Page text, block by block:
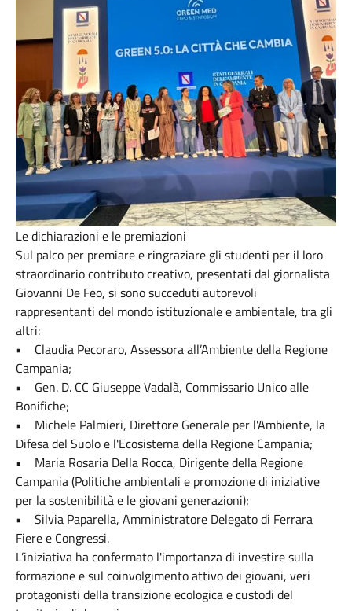
Le dichiarazioni e le premiazioni
Sul palco per premiare e ringraziare gli studenti per il loro
straordinario contributo creativo, presentati dal giornalista
Giovanni De Feo, si sono succeduti autorevoli
rappresentanti del mondo istituzionale e ambientale, tra gli
altri:
• Claudia Pecoraro, Assessora all’Ambiente della Regione
Campania;
• Gen. D. CC Giuseppe Vadalà, Commissario Unico alle
Bonifiche;
• Michele Palmieri, Direttore Generale per l'Ambiente, la
Difesa del Suolo e l'Ecosistema della Regione Campania;
• Maria Rosaria Della Rocca, Dirigente della Regione
Campania (Politiche ambientali e promozione di iniziative
per la sostenibilità e le giovani generazioni);
• Silvia Paparella, Amministratore Delegato di Ferrara
Fiere e Congressi.
L’iniziativa ha confermato l'importanza di investire sulla
formazione e sul coinvolgimento attivo dei giovani, veri
protagonisti della transizione ecologica e custodi del